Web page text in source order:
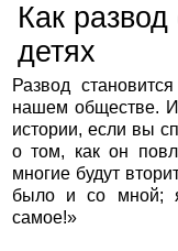
Как
детях
Развод
нашем обществе.
истории, если вы
о том, как он
многие будут
было и со мной;
самое!»